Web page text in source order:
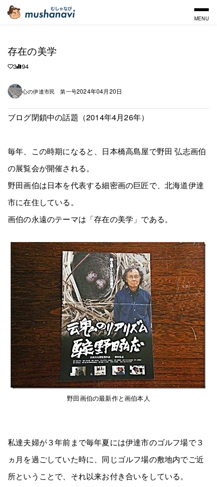
MENU
存在の美学
3 94
心の伊達市民 第一号2024年04月20日
ブログ閉鎖中の話題（2014年4月26年）
毎年、この時期になると、日本橋高島屋で野田 弘志画伯
の展覧会が開催される。
野田画伯は日本を代表する細密画の巨匠で、北海道伊達
市に在住している。
画伯の永遠のテーマは「存在の美学」である。
野田画伯の最新作と画伯本人
私達夫婦が３年前まで毎年夏には伊達市のゴルフ場で３
ヵ月を過ごしていた時に、同じゴルフ場の敷地内でご近
所ということで、それ以来お付き合いをしている。